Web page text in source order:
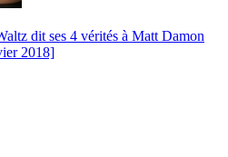
dit ses 4 vérités à Matt Damon
2018]